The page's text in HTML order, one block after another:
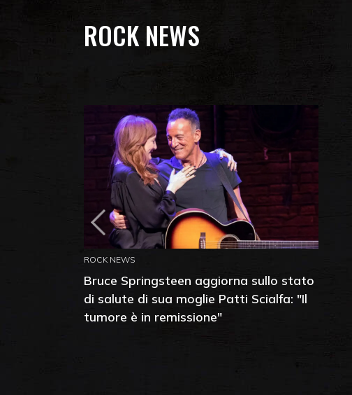
ROCK NEWS
ROCK NEWS
Bruce Springsteen aggiorna sullo stato
di salute di sua moglie Patti Scialfa: "Il
tumore è in remissione"